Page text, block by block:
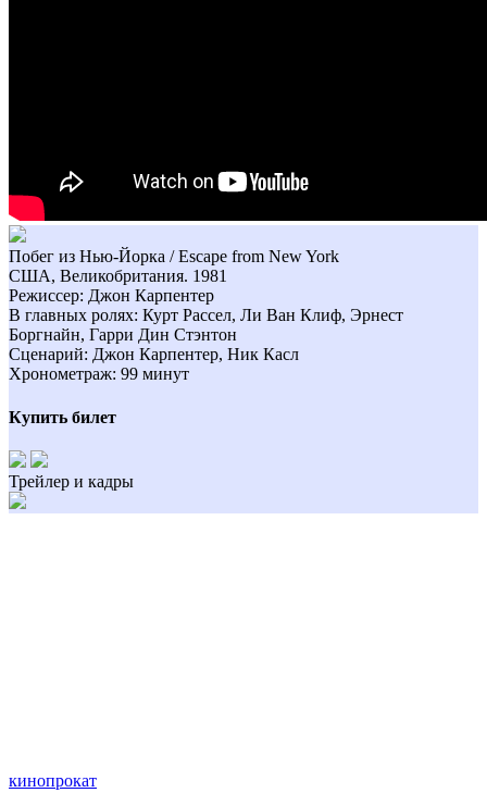
Побег из Нью-Йорка / Escape from New York
США, Великобритания. 1981
Режиссер: Джон Карпентер
В главных ролях: Курт Рассел, Ли Ван Клиф, Эрнест
Боргнайн, Гарри Дин Стэнтон
Сценарий: Джон Карпентер, Ник Касл
Хронометраж: 99 минут
Купить билет
Трейлер и кадры
кинопрокат